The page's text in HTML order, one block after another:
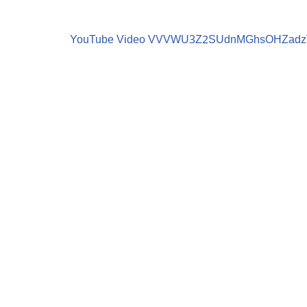
YouTube Video